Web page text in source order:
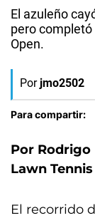
El azuleño
pero
Open.
Por jmo2502
Para compartir:
Por Rodrigo
Lawn Tennis
El recorrido